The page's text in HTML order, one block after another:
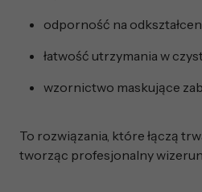
odporność na
łatwość utrzymania w
wzornictwo maskujące
To rozwiązania, które łączą
tworząc profesjonalny